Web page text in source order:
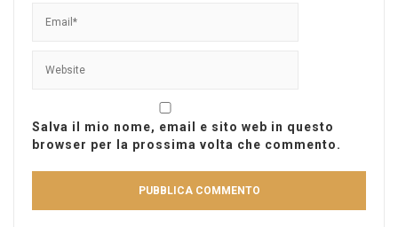
Salva il mio nome, email e sito web in questo
browser per la prossima volta che commento.